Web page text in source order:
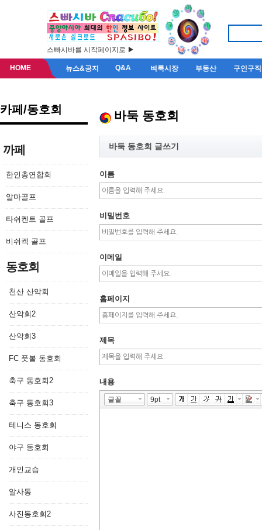
스빠시바를 시작페이지로 ▶
HOME 뉴스&공지 Q&A 벼룩시장 부동산 구인구직
카페/동호회
까페
한인총연합회
알마골프
타쉬켄트 골프
비쉬켁 골프
동호회
천산 산악회
산악회2
산악회3
FC 풋볼 동호회
축구 동호회2
축구 동호회3
테니스 동호회
야구 동호회
개인교습
알사동
사진동호회2
바둑 동호회
바둑 동호회 글쓰기
이름
비밀번호
이메일
홈페이지
제목
내용